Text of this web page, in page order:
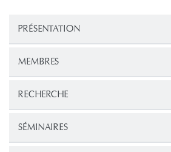
PRÉSENTATION
MEMBRES
RECHERCHE
SÉMINAIRES